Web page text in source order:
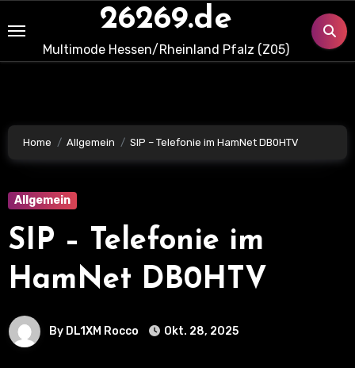
to
content
26269.de
Multimode Hessen/Rheinland Pfalz (Z05)
Home Allgemein SIP – Telefonie im HamNet DB0HTV
Allgemein
SIP – Telefonie im
HamNet DB0HTV
By DL1XM Rocco Okt. 28, 2025